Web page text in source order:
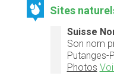
Sites
Suisse
Son nom
Putanges-
Photos